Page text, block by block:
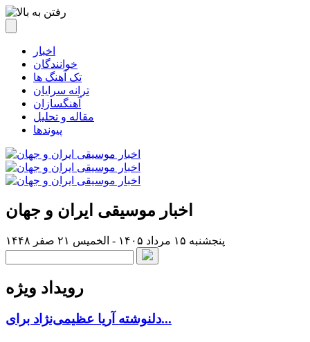
اخبار
خوانندگان
تک آهنگ ها
ترانه سرایان
آهنگسازان
مقاله و تحلیل
پیوندها
اخبار موسیقی ایران و جهان
پنجشنبه ۱۵ مرداد ۱۴۰۵ - الخميس ۲۱ صفر ۱۴۴۸
رویداد ویژه
دلنوشته آریا عظیمی‌نژاد برای...